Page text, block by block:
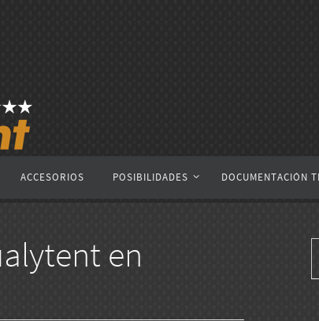
ACCESORIOS POSIBILIDADES DOCUMENTACIÓN
en